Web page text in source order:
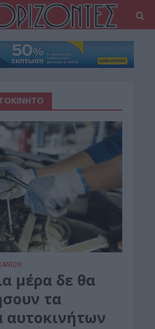
μέρα δε θα
τα
αυτοκινήτων